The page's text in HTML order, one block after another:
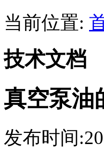
当前位置:
技术文档
真空泵油
发布时间